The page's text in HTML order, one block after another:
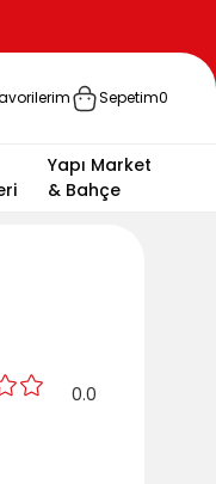
Sepetim0
Yapı Market
& Bahçe
0.0